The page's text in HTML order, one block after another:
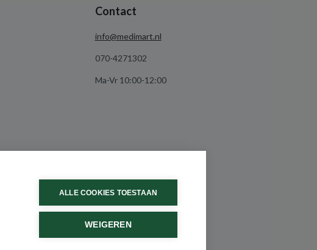
Contact
info@medimart.nl
070-4271302
Ma-Vr 10:00-12:00
ALLE COOKIES TOESTAAN
WEIGEREN